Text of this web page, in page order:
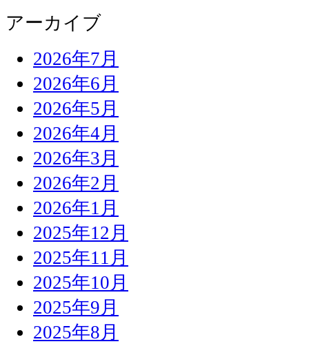
アーカイブ
2026年7月
2026年6月
2026年5月
2026年4月
2026年3月
2026年2月
2026年1月
2025年12月
2025年11月
2025年10月
2025年9月
2025年8月